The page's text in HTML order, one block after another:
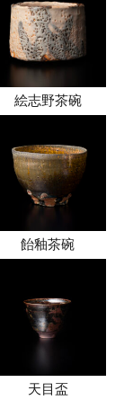
絵志野茶碗
飴釉茶碗
天目盃